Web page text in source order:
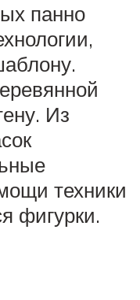
панно
Из
техники
фигурки.